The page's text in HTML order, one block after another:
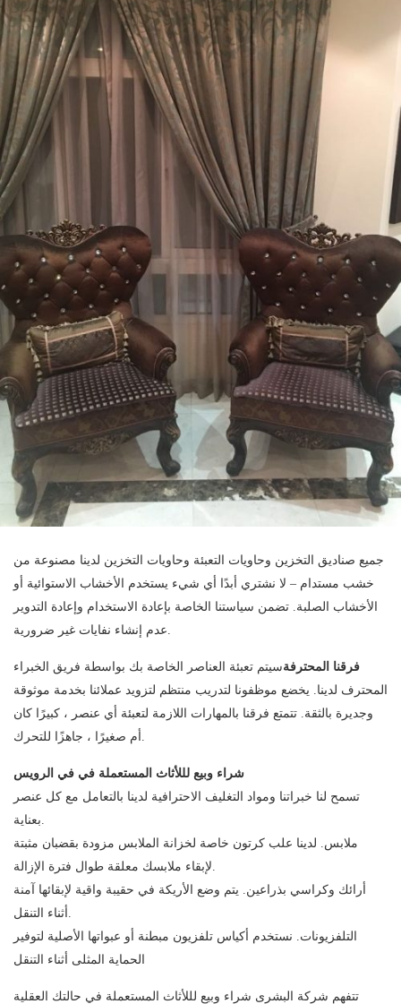
جميع صناديق التخزين وحاويات التعبئة وحاويات التخزين لدينا مصنوعة من
خشب مستدام – لا نشتري أبدًا أي شيء يستخدم الأخشاب الاستوائية أو
الأخشاب الصلبة. تضمن سياستنا الخاصة بإعادة الاستخدام وإعادة التدوير
فرقنا المحترفةسيتم تعبئة العناصر الخاصة بك بواسطة فريق الخبراء
المحترف لدينا. يخضع موظفونا لتدريب منتظم لتزويد عملائنا بخدمة موثوقة
وجديرة بالثقة. تتمتع فرقنا بالمهارات اللازمة لتعبئة أي عنصر ، كبيرًا كان
شراء وبيع لللأثاث المستعملة في في الرويس
تسمح لنا خبراتنا ومواد التغليف الاحترافية لدينا بالتعامل مع كل عنصر
ملابس. لدينا علب كرتون خاصة لخزانة الملابس مزودة بقضبان مثبتة
أرائك وكراسي بذراعين. يتم وضع الأريكة في حقيبة واقية لإبقائها آمنة
التلفزيونات. نستخدم أكياس تلفزيون مبطنة أو عبواتها الأصلية لتوفير
الحماية المثلى أثناء التنقل
تتفهم شركة البشرى شراء وبيع لللأثاث المستعملة في حالتك العقلية